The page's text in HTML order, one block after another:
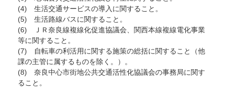
(4) 生活交通サービスの導入に関すること。
(5) 生活路線バスに関すること。
(6) ＪＲ奈良線複線化促進協議会、関西本線複線電化事業
等に関すること。
(7) 自転車の利活用に関する施策の総括に関すること（他
課の主管に属するものを除く。）。
(8) 奈良中心市街地公共交通活性化協議会の事務局に関す
ること。